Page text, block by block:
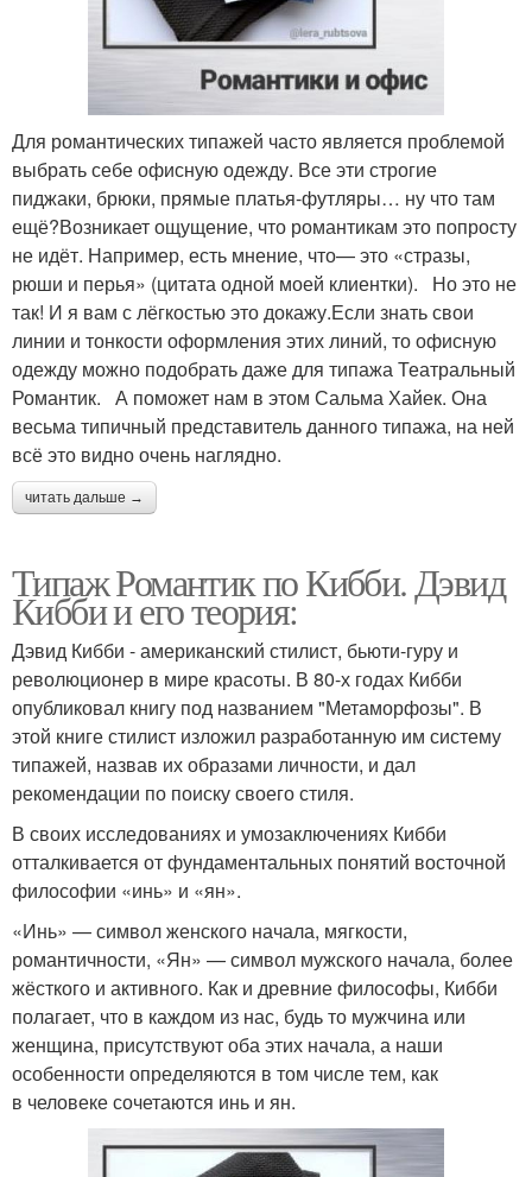
Для романтических типажей часто является проблемой
выбрать себе офисную одежду. Все эти строгие
пиджаки, брюки, прямые платья-футляры… ну что там
ещё?Возникает ощущение, что романтикам это попросту
не идёт. Например, есть мнение, что— это «стразы,
рюши и перья» (цитата одной моей клиентки).⠀Но это не
так! И я вам с лёгкостью это докажу.Если знать свои
линии и тонкости оформления этих линий, то офисную
одежду можно подобрать даже для типажа Театральный
Романтик.⠀А поможет нам в этом Сальма Хайек. Она
весьма типичный представитель данного типажа, на ней
всё это видно очень наглядно.
читать дальше →
Типаж Романтик по Кибби. Дэвид
Кибби и его теория:
Дэвид Кибби - американский стилист, бьюти-гуру и
революционер в мире красоты. В 80-х годах Кибби
опубликовал книгу под названием "Метаморфозы". В
этой книге стилист изложил разработанную им систему
типажей, назвав их образами личности, и дал
рекомендации по поиску своего стиля.
В своих исследованиях и умозаключениях Кибби
отталкивается от фундаментальных понятий восточной
философии «инь» и «ян».
«Инь» — символ женского начала, мягкости,
романтичности, «Ян» — символ мужского начала, более
жёсткого и активного. Как и древние философы, Кибби
полагает, что в каждом из нас, будь то мужчина или
женщина, присутствуют оба этих начала, а наши
особенности определяются в том числе тем, как
в человеке сочетаются инь и ян.